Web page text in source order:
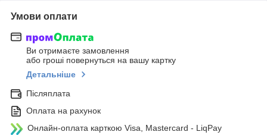
Умови оплати
Ви отримаєте замовлення
або гроші повернуться на вашу картку
Детальніше
Післяплата
Оплата на рахунок
Онлайн-оплата карткою Visa, Mastercard - LiqPay